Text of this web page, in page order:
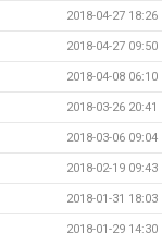
2018-04-27 18:26
2018-04-27 09:50
2018-04-08 06:10
2018-03-26 20:41
2018-03-06 09:04
2018-02-19 09:43
2018-01-31 18:03
2018-01-29 14:30